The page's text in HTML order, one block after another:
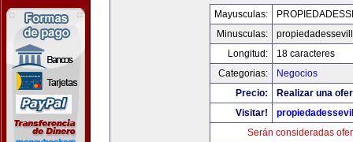
Mayusculas:
Minusculas:
Longitud:
18 caracteres
Categorias:
Negocios
Precio:
Realizar una
Visitar!
Serán consideradas